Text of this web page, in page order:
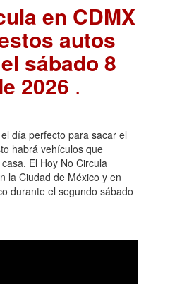
en CDMX
autos
sábado 8
2026 .
día perfecto para sacar el
habrá vehículos que
El Hoy No Circula
la Ciudad de México y en
durante el segundo sábado